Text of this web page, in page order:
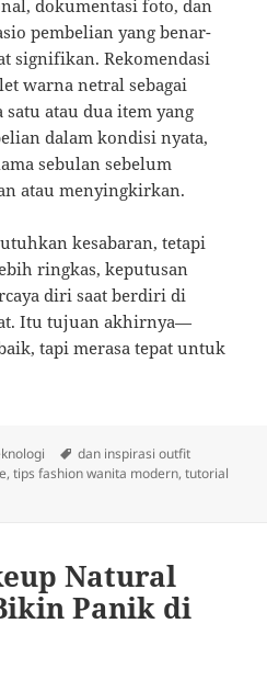
dokumentasi foto, dan
pembelian yang benar-
signifikan. Rekomendasi
warna netral sebagai
satu atau dua item yang
dalam kondisi nyata,
sebulan sebelum
atau menyingkirkan.
kesabaran, tetapi
ringkas, keputusan
diri saat berdiri di
Itu tujuan akhirnya—
tapi merasa tepat untuk
Tags
dan inspirasi outfit
,tips fashion wanita modern,tutorial
Natural
Panik di